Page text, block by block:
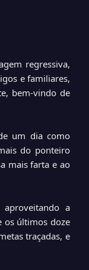
regressiva,
e familiares,
bem-vindo de
um dia como
do ponteiro
mais farta e ao
a
os últimos doze
traçadas, e